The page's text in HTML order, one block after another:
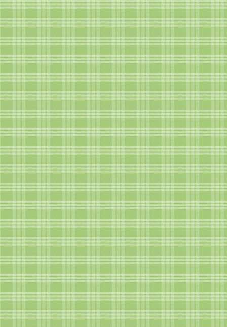
Лена, спасибо за идею с кексами. Я как раз